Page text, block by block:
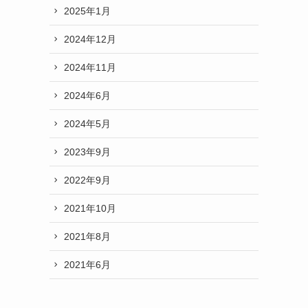
2025年1月
2024年12月
2024年11月
2024年6月
2024年5月
2023年9月
2022年9月
2021年10月
2021年8月
2021年6月